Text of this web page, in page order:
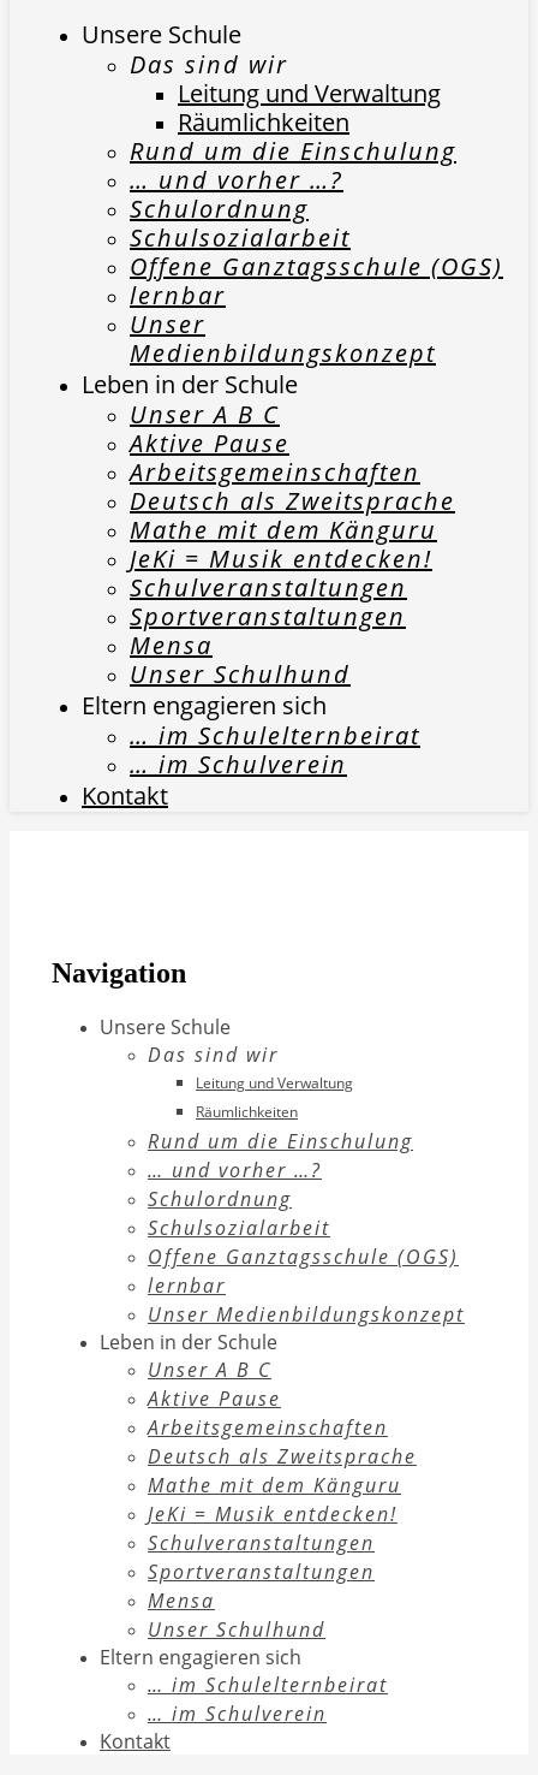
Unsere Schule
Das sind wir
Leitung und Verwaltung
Räumlichkeiten
Rund um die Einschulung
… und vorher …?
Schulordnung
Schulsozialarbeit
Offene Ganztagsschule (OGS)
lernbar
Unser
Medienbildungskonzept
Leben in der Schule
Unser A B C
Aktive Pause
Arbeitsgemeinschaften
Deutsch als Zweitsprache
Mathe mit dem Känguru
JeKi = Musik entdecken!
Schulveranstaltungen
Sportveranstaltungen
Mensa
Unser Schulhund
Eltern engagieren sich
… im Schulelternbeirat
… im Schulverein
Kontakt
Navigation
Unsere Schule
Das sind wir
Leitung und Verwaltung
Räumlichkeiten
Rund um die Einschulung
… und vorher …?
Schulordnung
Schulsozialarbeit
Offene Ganztagsschule (OGS)
lernbar
Unser Medienbildungskonzept
Leben in der Schule
Unser A B C
Aktive Pause
Arbeitsgemeinschaften
Deutsch als Zweitsprache
Mathe mit dem Känguru
JeKi = Musik entdecken!
Schulveranstaltungen
Sportveranstaltungen
Mensa
Unser Schulhund
Eltern engagieren sich
… im Schulelternbeirat
… im Schulverein
Kontakt